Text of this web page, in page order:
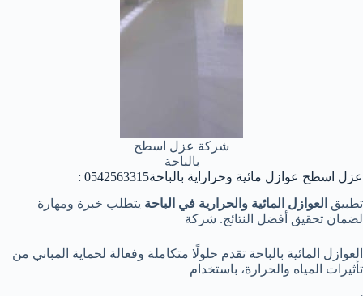
شركة عزل اسطح
بالباحة
عزل اسطح عوازل مائية وحراراية بالباحة0542563315 :
تطبيق العوازل المائية والحرارية في الباحة يتطلب خبرة ومهارة
لضمان تحقيق أفضل النتائج. شركة
العوازل المائية بالباحة تقدم حلولًا متكاملة وفعالة لحماية المباني من
تأثيرات المياه والحرارة، باستخدام